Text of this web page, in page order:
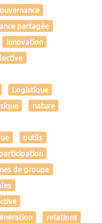
partagée
innovation
Logistique
nature
outils
participation
de groupe
relations